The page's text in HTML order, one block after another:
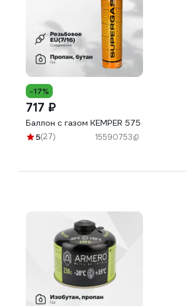
-17%
717 ₽
Баллон с газом KEMPER 575
5(27) 15590753